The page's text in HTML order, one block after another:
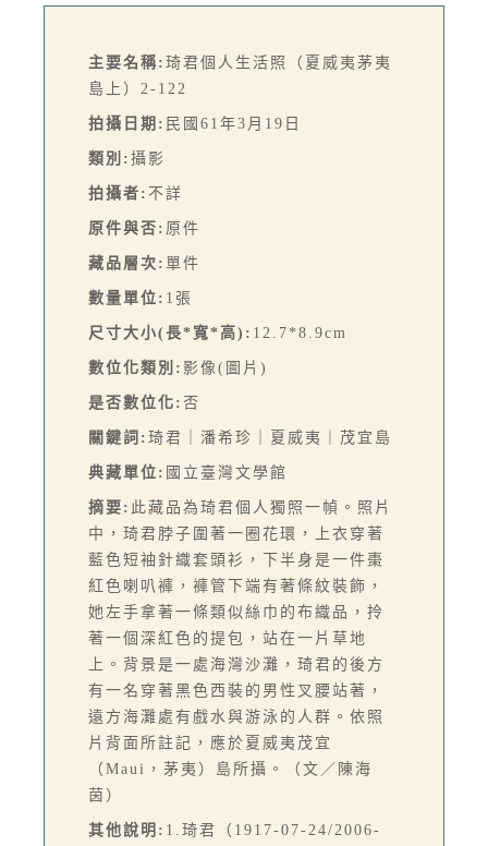
主要名稱: 琦君個人生活照（夏威夷茅夷
島上）2-122
拍攝日期: 民國61年3月19日
類別: 攝影
拍攝者: 不詳
原件與否: 原件
藏品層次: 單件
數量單位: 1張
尺寸大小(長*寬*高): 12.7*8.9cm
數位化類別: 影像(圖片)
是否數位化: 否
關鍵詞: 琦君｜潘希珍｜夏威夷｜茂宜島
典藏單位: 國立臺灣文學館
摘要: 此藏品為琦君個人獨照一幀。照片
中，琦君脖子圍著一圈花環，上衣穿著
藍色短袖針織套頭衫，下半身是一件棗
紅色喇叭褲，褲管下端有著條紋裝飾，
她左手拿著一條類似絲巾的布織品，拎
著一個深紅色的提包，站在一片草地
上。背景是一處海灣沙灘，琦君的後方
有一名穿著黑色西裝的男性叉腰站著，
遠方海灘處有戲水與游泳的人群。依照
片背面所註記，應於夏威夷茂宜
（Maui，茅夷）島所攝。（文／陳海
茵）
其他說明: 1.琦君（1917-07-24/2006-